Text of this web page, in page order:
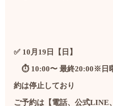
✅ 10月19日【日】
⏱️ 10:00〜 最終20:00※日
約は停止しており
ご予約は【電話、公式LINE